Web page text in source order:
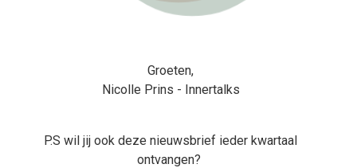
Groeten,
Nicolle Prins - Innertalks
P.S wil jij ook deze nieuwsbrief ieder kwartaal
ontvangen?